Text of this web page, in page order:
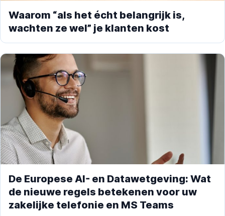
Waarom “als het écht belangrijk is,
wachten ze wel” je klanten kost
De Europese AI- en Datawetgeving: Wat
de nieuwe regels betekenen voor uw
zakelijke telefonie en MS Teams